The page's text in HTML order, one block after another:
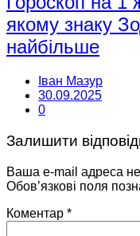
якому знаку
найбільше
Іван Мазур
30.09.2025
0
Залишити
Ваша e-mail адреса
Обов’язкові поля
Коментар *